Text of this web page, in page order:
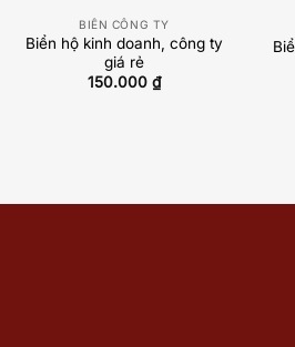
BIỂN CÔNG TY
Biển hộ kinh doanh, công ty
giá rẻ
150.000 ₫